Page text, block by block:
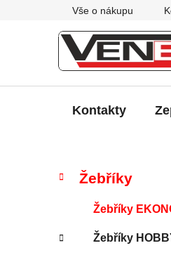
Vše o nákupu
Kontakty
P
r
Přeskočit
kategorie
K
a
g
o
Žebříky
Žebříky
Žebříky